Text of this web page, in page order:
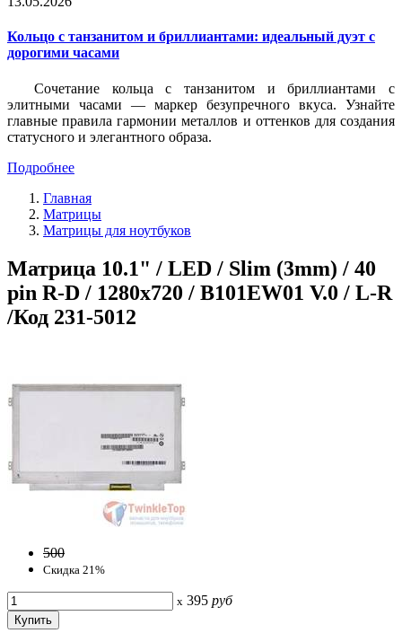
Кольцо с танзанитом и бриллиантами: идеальный дуэт с
дорогими часами
Сочетание кольца с танзанитом и бриллиантами с
элитными часами — маркер безупречного вкуса. Узнайте
главные правила гармонии металлов и оттенков для создания
статусного и элегантного образа.
Подробнее
Главная
Матрицы
Матрицы для ноутбуков
Матрица 10.1" / LED / Slim (3mm) / 40
pin R-D / 1280x720 / B101EW01 V.0 / L-R
/Код 231-5012
500
Скидка 21%
x 395 руб